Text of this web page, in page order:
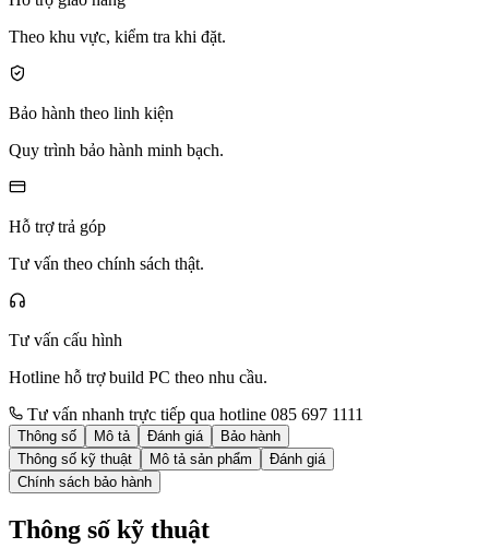
Theo khu vực, kiểm tra khi đặt.
Bảo hành theo linh kiện
Quy trình bảo hành minh bạch.
Hỗ trợ trả góp
Tư vấn theo chính sách thật.
Tư vấn cấu hình
Hotline hỗ trợ build PC theo nhu cầu.
Tư vấn nhanh trực tiếp qua hotline 085 697 1111
Thông số Mô tả Đánh giá
Bảo hành
Thông số kỹ thuật
Mô tả sản phẩm
Đánh giá
Chính sách bảo hành
Thông số kỹ thuật